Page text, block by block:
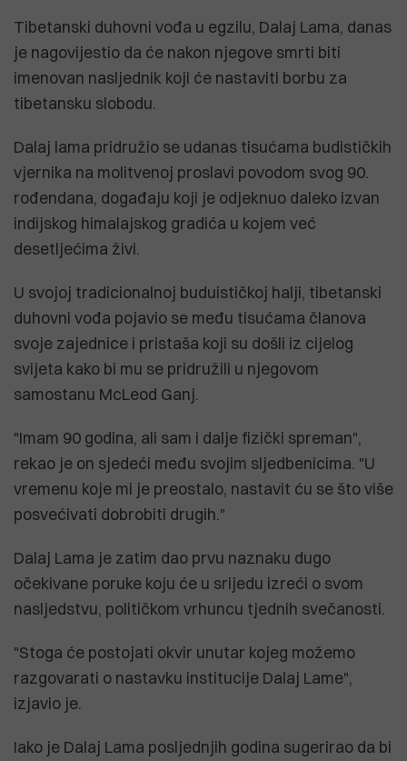
Tibetanski duhovni vođa u egzilu, Dalaj Lama, danas
je nagovijestio da će nakon njegove smrti biti
imenovan nasljednik koji će nastaviti borbu za
tibetansku slobodu.
Dalaj lama pridružio se udanas tisućama budističkih
vjernika na molitvenoj proslavi povodom svog 90.
rođendana, događaju koji je odjeknuo daleko izvan
indijskog himalajskog gradića u kojem već
desetljećima živi.
U svojoj tradicionalnoj buduističkoj halji, tibetanski
duhovni vođa pojavio se među tisućama članova
svoje zajednice i pristaša koji su došli iz cijelog
svijeta kako bi mu se pridružili u njegovom
samostanu McLeod Ganj.
"Imam 90 godina, ali sam i dalje fizički spreman",
rekao je on sjedeći među svojim sljedbenicima. "U
vremenu koje mi je preostalo, nastavit ću se što više
posvećivati ​​dobrobiti drugih."
Dalaj Lama je zatim dao prvu naznaku dugo
očekivane poruke koju će u srijedu izreći o svom
nasljedstvu, političkom vrhuncu tjednih svečanosti.
"Stoga će postojati okvir unutar kojeg možemo
razgovarati o nastavku institucije Dalaj Lame",
izjavio je.
Iako je Dalaj Lama posljednjih godina sugerirao da bi